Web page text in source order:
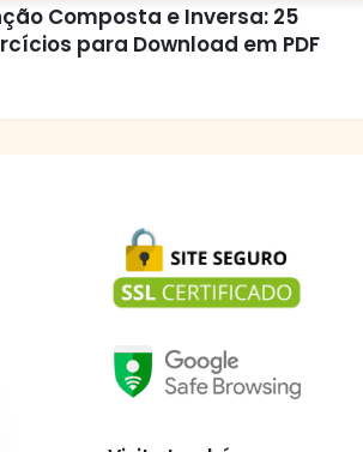
Composta e Inversa: 25
para Download em PDF